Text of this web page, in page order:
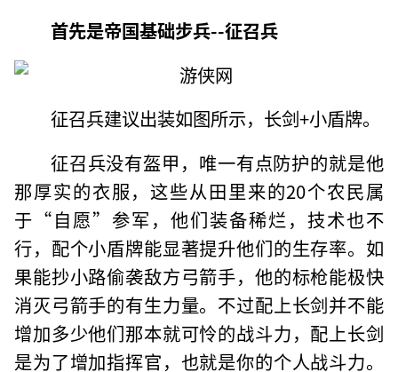
首先是帝国基础步兵--征召兵
征召兵建议出装如图所示，长剑+小盾牌。
征召兵没有盔甲，唯一有点防护的就是他
那厚实的衣服，这些从田里来的20个农民属
于“自愿”参军，他们装备稀烂，技术也不
行，配个小盾牌能显著提升他们的生存率。如
果能抄小路偷袭敌方弓箭手，他的标枪能极快
消灭弓箭手的有生力量。不过配上长剑并不能
增加多少他们那本就可怜的战斗力，配上长剑
是为了增加指挥官，也就是你的个人战斗力。